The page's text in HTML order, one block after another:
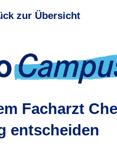
zur Übersicht
Facharzt
entscheiden